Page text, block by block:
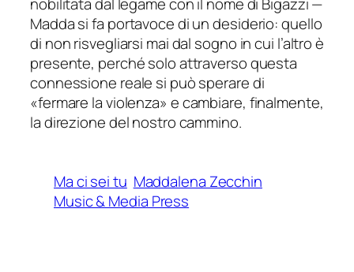
nobilitata dal legame con il nome di Bigazzi —
Madda si fa portavoce di un desiderio: quello
di non risvegliarsi mai dal sogno in cui l’altro è
presente, perché solo attraverso questa
connessione reale si può sperare di
«fermare la violenza» e cambiare, finalmente,
la direzione del nostro cammino.
Ma ci sei tu Maddalena Zecchin
Music & Media Press